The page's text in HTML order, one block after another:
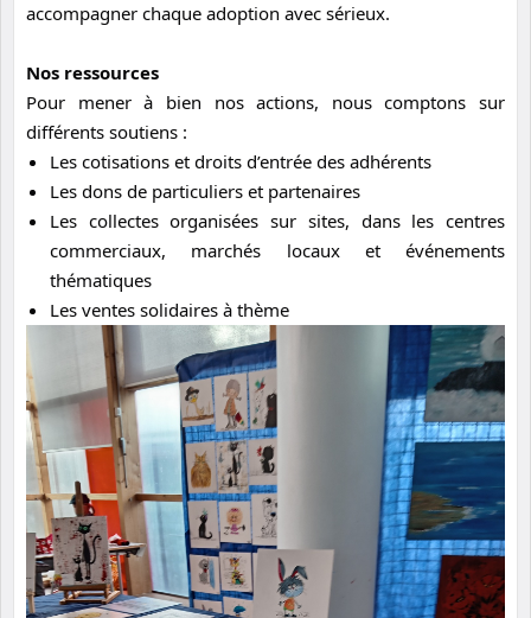
accompagner chaque adoption avec sérieux.
Nos ressources
Pour mener à bien nos actions, nous comptons sur
différents soutiens :
Les cotisations et droits d’entrée des adhérents
Les dons de particuliers et partenaires
Les collectes organisées sur sites, dans les centres
commerciaux, marchés locaux et événements
thématiques
Les ventes solidaires à thème